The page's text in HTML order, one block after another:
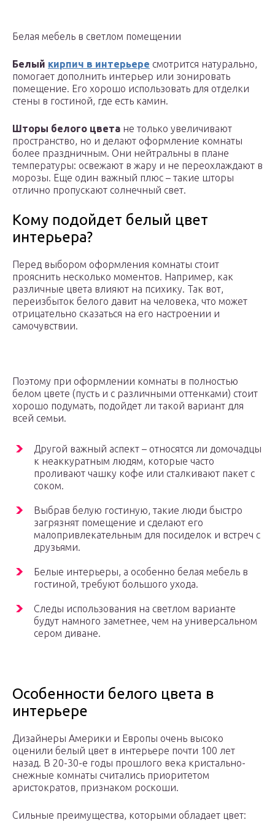
Белая мебель в светлом помещении
Белый кирпич в интерьере смотрится натурально,
помогает дополнить интерьер или зонировать
помещение. Его хорошо использовать для отделки
стены в гостиной, где есть камин.
Шторы белого цвета не только увеличивают
пространство, но и делают оформление комнаты
более праздничным. Они нейтральны в плане
температуры: освежают в жару и не переохлаждают в
морозы. Еще один важный плюс – такие шторы
отлично пропускают солнечный свет.
Кому подойдет белый цвет
интерьера?
Перед выбором оформления комнаты стоит
прояснить несколько моментов. Например, как
различные цвета влияют на психику. Так вот,
переизбыток белого давит на человека, что может
отрицательно сказаться на его настроении и
самочувствии.
Поэтому при оформлении комнаты в полностью
белом цвете (пусть и с различными оттенками) стоит
хорошо подумать, подойдет ли такой вариант для
всей семьи.
Другой важный аспект – относятся ли домочадцы
к неаккуратным людям, которые часто
проливают чашку кофе или сталкивают пакет с
соком.
Выбрав белую гостиную, такие люди быстро
загрязнят помещение и сделают его
малопривлекательным для посиделок и встреч с
друзьями.
Белые интерьеры, а особенно белая мебель в
гостиной, требуют большого ухода.
Следы использования на светлом варианте
будут намного заметнее, чем на универсальном
сером диване.
Особенности белого цвета в
интерьере
Дизайнеры Америки и Европы очень высоко
оценили белый цвет в интерьере почти 100 лет
назад. В 20-30-е годы прошлого века кристально-
снежные комнаты считались приоритетом
аристократов, признаком роскоши.
Сильные преимущества, которыми обладает цвет: